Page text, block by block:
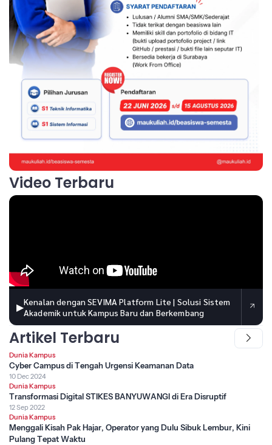
Video Terbaru
▶Kenalan dengan SEVIMA Platform Lite | Solusi Sistem
Akademik untuk Kampus Baru dan Berkembang
Artikel Terbaru
Dunia Kampus
Cyber Campus di Tengah Urgensi Keamanan Data
10 Dec 2024
Dunia Kampus
Transformasi Digital STIKES BANYUWANGI di Era Disruptif
12 Sep 2022
Dunia Kampus
Menggali Kisah Pak Hajar, Operator yang Dulu Sibuk Lembur, Kini
Pulang Tepat Waktu